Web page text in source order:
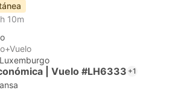
10m
| Vuelo #LH6333 +1